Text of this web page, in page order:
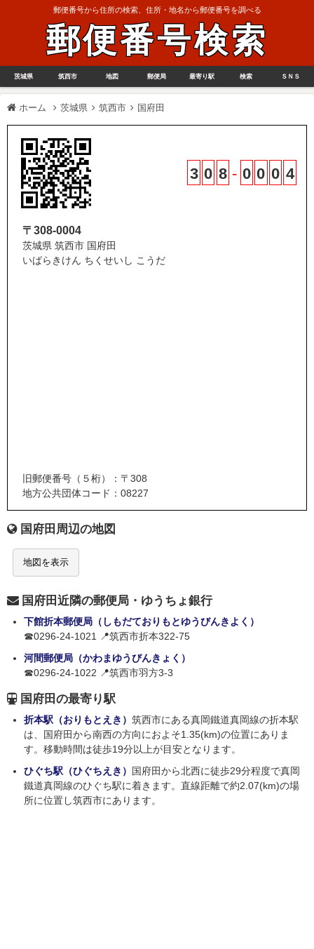
郵便番号から住所の検索、住所・地名から郵便番号を調べる
郵便番号検索
茨城県 筑西市 地図 郵便局 最寄り駅 検索 ＳＮＳ
ホーム 茨城県 筑西市 国府田
3 0 8 - 0 0 0 4
〒308-0004
茨城県 筑西市 国府田
いばらきけん ちくせいし こうだ
旧郵便番号（５桁）：〒308
地方公共団体コード：08227
国府田周辺の地図
地図を表示
国府田近隣の郵便局・ゆうちょ銀行
下館折本郵便局（しもだておりもとゆうびんきよく）
☎0296-24-1021 📍筑西市折本322-75
河間郵便局（かわまゆうびんきょく）
☎0296-24-1022 📍筑西市羽方3-3
国府田の最寄り駅
折本駅（おりもとえき） 筑西市にある真岡鐵道真岡線の折本駅
は、国府田から南西の方向におよそ1.35(km)の位置にありま
す。移動時間は徒歩19分以上が目安となります。
ひぐち駅（ひぐちえき）
国府田から北西に徒歩29分程度で真岡
鐵道真岡線のひぐち駅に着きます。直線距離で約2.07(km)の場
所に位置し筑西市にあります。